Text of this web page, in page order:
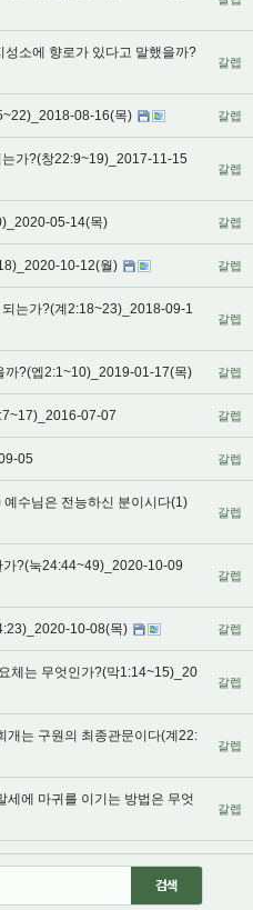
소에 향로가 있다고 말했을까?
갈렙
08-16(목) 갈렙
가?(창22:9~19)_2017-11-15
갈렙
05-14(목) 갈렙
10-12(월) 갈렙
는가?(계2:18~23)_2018-09-1
갈렙
까?(엡2:1~10)_2019-01-17(목) 갈렙
07-07 갈렙
05 갈렙
수님은 전능하신 분이시다(1)
갈렙
가?(눅24:44~49)_2020-10-09
갈렙
10-08(목) 갈렙
체는 무엇인가?(막1:14~15)_20
갈렙
개는 구원의 최종관문이다(계22:
갈렙
세에 마귀를 이기는 방법은 무엇
갈렙